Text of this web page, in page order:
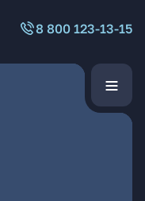
8 800 123-13-15